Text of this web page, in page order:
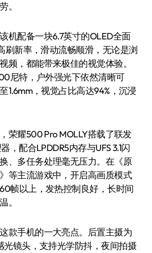
。
配备一块6.7英寸的OLED全面
刷新率，滑动流畅顺滑，无论是浏
频，都能带来极佳的视觉体验。
尼特，户外强光下依然清晰可
1.6mm，视觉占比高达94%，沉浸
耀500 Pro MOLLY搭载了联发
，配合LPDDR5内存与UFS 3.1闪
、多任务处理毫无压力。在《原
等主流游戏中，开启高画质模式
帧以上，发热控制良好，长时间
。
手机的一大亮点。后置主摄为
镜头，支持光学防抖，夜间拍摄